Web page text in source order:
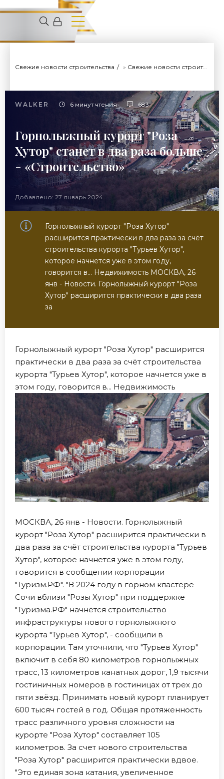
Свежие новости строительства » Свежие новости строительства
WALKER 6 минут чтения 683
Горнолыжный курорт "Роза
Хутор" станет в два раза больше
- «Строительство»
Добавлено: 27 январь 2024
Горнолыжный курорт "Роза Хутор"
расширится практически в два раза за счёт
строительства курорта "Турьев Хутор",
которое начнется уже в этом году,
говорится в... Недвижимость МОСКВА, 26
янв - Новости. Горнолыжный курорт "Роза
Хутор" расширится практически в два раза
за
Горнолыжный курорт "Роза Хутор" расширится
практически в два раза за счёт строительства
курорта "Турьев Хутор", которое начнется уже в
этом году, говорится в... Недвижимость
МОСКВА, 26 янв - Новости. Горнолыжный
курорт "Роза Хутор" расширится практически в
два раза за счёт строительства курорта "Турьев
Хутор", которое начнется уже в этом году,
говорится в сообщении корпорации
"Туризм.РФ". "В 2024 году в горном кластере
Сочи вблизи "Розы Хутор" при поддержке
"Туризма.РФ" начнётся строительство
инфраструктуры нового горнолыжного
курорта "Турьев Хутор", - сообщили в
корпорации. Там уточнили, что "Турьев Хутор"
включит в себя 80 километров горнолыжных
трасс, 13 километров канатных дорог, 1,9 тысячи
гостиничных номеров в гостиницах от трех до
пяти звёзд. Принимать новый курорт планирует
600 тысяч гостей в год. Общая протяженность
трасс различного уровня сложности на
курорте "Роза Хутор" составляет 105
километров. За счет нового строительства
"Роза Хутор" расширится практически вдвое.
"Это единая зона катания, увеличенное